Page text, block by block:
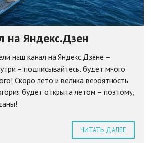
на Яндекс.Дзен
наш канал на Яндекс.Дзене –
– подписывайтесь, будет много
Скоро лето и велика вероятность
будет открыта летом – поэтому,
ЧИТАТЬ ДАЛЕЕ